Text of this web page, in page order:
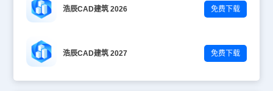
浩辰CAD建筑 2026 免费下载
浩辰CAD建筑 2027 免费下载